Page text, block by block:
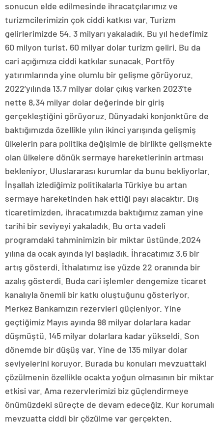
sonucun elde edilmesinde ihracatçılarımız ve
turizmcilerimizin çok ciddi katkısı var. Turizm
gelirlerimizde 54. 3 milyarı yakaladık. Bu yıl hedefimiz
60 milyon turist, 60 milyar dolar turizm geliri. Bu da
cari açığımıza ciddi katkılar sunacak. Portföy
yatırımlarında yine olumlu bir gelişme görüyoruz.
2022’yılında 13,7 milyar dolar çıkış varken 2023’te
nette 8,34 milyar dolar değerinde bir giriş
gerçekleştiğini görüyoruz. Dünyadaki konjonktüre de
baktığımızda özellikle yılın ikinci yarışında gelişmiş
ülkelerin para politika değişimle de birlikte gelişmekte
olan ülkelere dönük sermaye hareketlerinin artması
bekleniyor. Uluslararası kurumlar da bunu bekliyorlar.
İnşallah izlediğimiz politikalarla Türkiye bu artan
sermaye hareketinden hak ettiği payı alacaktır. Dış
ticaretimizden, ihracatımızda baktığımız zaman yine
tarihi bir seviyeyi yakaladık. Bu orta vadeli
programdaki tahminimizin bir miktar üstünde.2024
yılına da ocak ayında iyi başladık. İhracatımız 3.6 bir
artış gösterdi. İthalatımız ise yüzde 22 oranında bir
azalış gösterdi. Buda cari işlemler dengemize ticaret
kanalıyla önemli bir katkı oluştuğunu gösteriyor.
Merkez Bankamızın rezervleri güçleniyor. Yine
geçtiğimiz Mayıs ayında 98 milyar dolarlara kadar
düşmüştü. 145 milyar dolarlara kadar yükseldi. Son
dönemde bir düşüş var. Yine de 135 milyar dolar
seviyelerini koruyor. Burada bu konuları mevzuattaki
çözülmenin özellikle ocakta yoğun olmasının bir miktar
etkisi var. Ama rezervlerimizi biz güçlendirmeye
önümüzdeki süreçte de devam edeceğiz. Kur korumalı
mevzuatta ciddi bir çözülme var gerçekten.